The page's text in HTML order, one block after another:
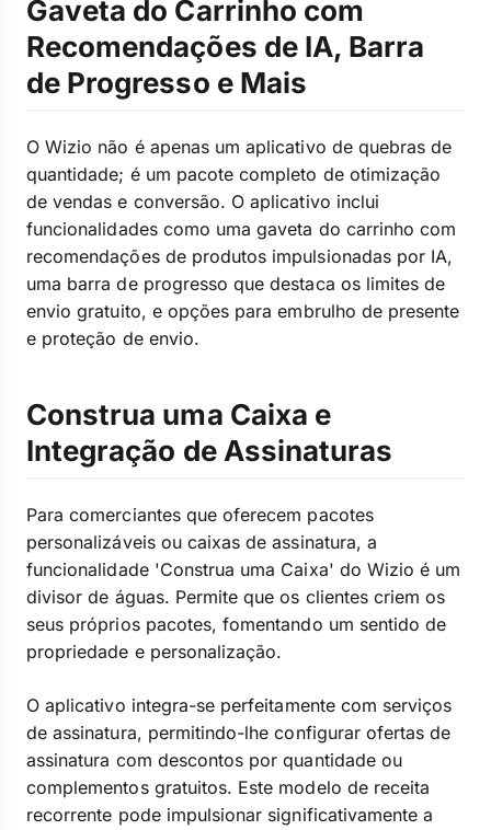
Gaveta do Carrinho com
Recomendações de IA, Barra
de Progresso e Mais
O Wizio não é apenas um aplicativo de quebras de
quantidade; é um pacote completo de otimização
de vendas e conversão. O aplicativo inclui
funcionalidades como uma gaveta do carrinho com
recomendações de produtos impulsionadas por IA,
uma barra de progresso que destaca os limites de
envio gratuito, e opções para embrulho de presente
e proteção de envio.
Construa uma Caixa e
Integração de Assinaturas
Para comerciantes que oferecem pacotes
personalizáveis ou caixas de assinatura, a
funcionalidade 'Construa uma Caixa' do Wizio é um
divisor de águas. Permite que os clientes criem os
seus próprios pacotes, fomentando um sentido de
propriedade e personalização.
O aplicativo integra-se perfeitamente com serviços
de assinatura, permitindo-lhe configurar ofertas de
assinatura com descontos por quantidade ou
complementos gratuitos. Este modelo de receita
recorrente pode impulsionar significativamente a